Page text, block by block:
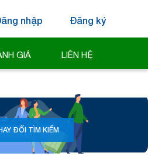
nhập Đăng ký
GIÁ LIÊN HỆ
ĐỔI TÌM KIẾM